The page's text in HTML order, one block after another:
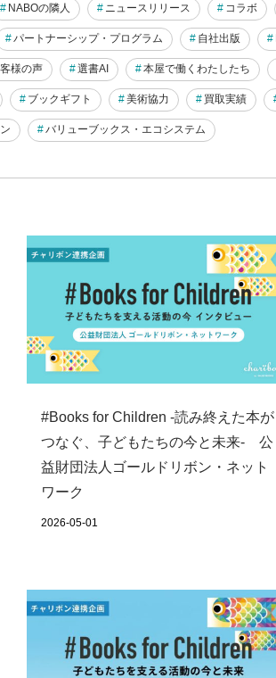
NABOの隣人 ニュースリリース コラボ
パートナーシップ・プログラム 自社出版
様の声 選書AI 本屋で働くわたしたち
ブックギフト 美術協力 買取実績
バリューブックス・エコシステム
#Books for Children ‐読み終えた本が
つなぐ、子どもたちの今と未来- 公
益財団法人ゴールドリボン・ネット
ワーク
2026-05-01